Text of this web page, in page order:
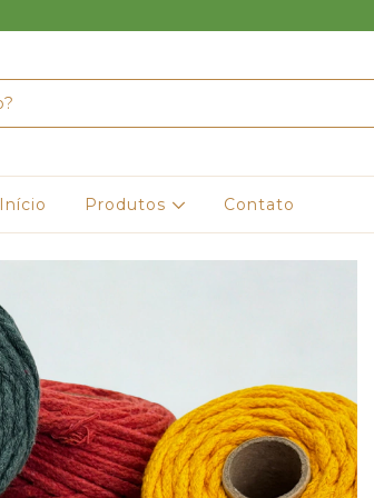
Início Produtos Contato